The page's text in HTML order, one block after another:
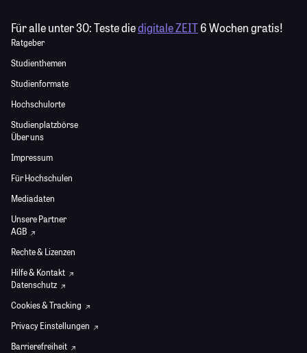
Für alle unter 30:Teste diedigitale ZEIT6 Wochen gratis!
Ratgeber
Studienthemen
Studienformate
Hochschulorte
Studienplatzbörse
Über uns
Impressum
Für Hochschulen
Mediadaten
Unsere Partner
AGB
Rechte & Lizenzen
Hilfe & Kontakt
Datenschutz
Cookies & Tracking
Privacy Einstellungen
Barrierefreiheit